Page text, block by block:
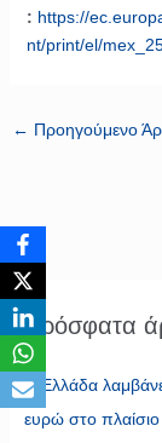
: https://
nt/print/el/
← Προηγούμενο
Πρόσφατα
Η Ελλάδα
ευρώ στο